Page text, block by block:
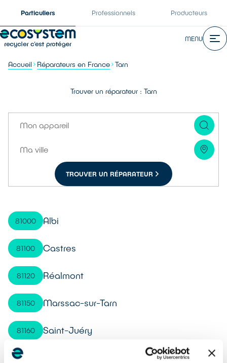
Particuliers Professionnels Producteurs
MENU
Accueil Réparateurs en France Tarn
Trouver un réparateur : Tarn
TROUVER UN RÉPARATEUR
81000 Albi
81100 Castres
81120 Réalmont
81150 Marssac-sur-Tarn
81160 Saint-Juéry
81200